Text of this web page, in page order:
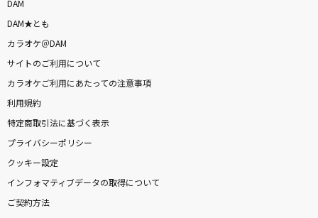
Echo
NELKE
幾億光年
Omoinotake
[生音]シルエット
DAM
DAM★とも
カラオケ＠DAM
サイトのご利用について
カラオケご利用にあたっての注意事項
利用規約
特定商取引法に基づく表示
プライバシーポリシー
クッキー設定
インフォマティブデータの取得について
ご契約方法